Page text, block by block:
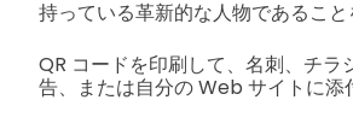
持っている革新的な人物であること
QR コードを印刷して、名刺、チラ
告、または自分の Web サイトに添